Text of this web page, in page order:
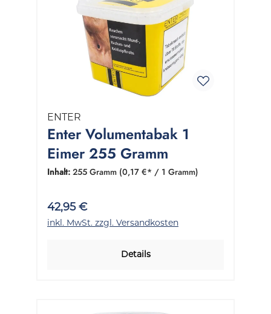
ENTER
Enter Volumentabak 1
Eimer 255 Gramm
Inhalt: 255 Gramm (0,17 €* / 1 Gramm)
42,95 €
inkl. MwSt. zzgl. Versandkosten
Details